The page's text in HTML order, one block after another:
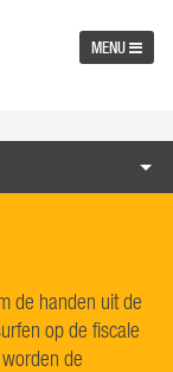
MENU
de handen uit de
op de fiscale
de